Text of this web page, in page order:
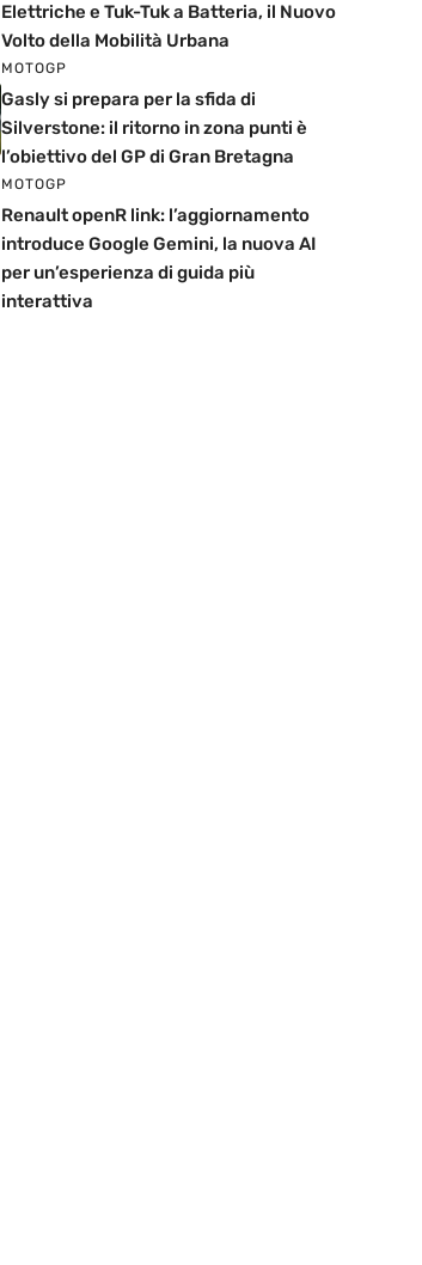
Elettriche e Tuk-Tuk a Batteria, il Nuovo
Volto della Mobilità Urbana
MOTOGP
Gasly si prepara per la sfida di
Silverstone: il ritorno in zona punti è
l’obiettivo del GP di Gran Bretagna
MOTOGP
Renault openR link: l’aggiornamento
introduce Google Gemini, la nuova AI
per un’esperienza di guida più
interattiva